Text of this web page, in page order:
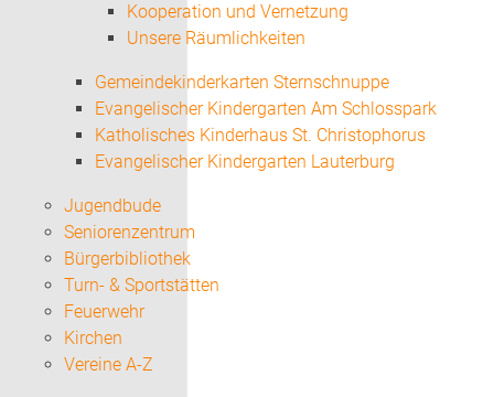
Kooperation und Vernetzung
Unsere Räumlichkeiten
Gemeindekinderkarten Sternschnuppe
Evangelischer Kindergarten Am Schlosspark
Katholisches Kinderhaus St. Christophorus
Evangelischer Kindergarten Lauterburg
Jugendbude
Seniorenzentrum
Bürgerbibliothek
Turn- & Sportstätten
Feuerwehr
Kirchen
Vereine A-Z